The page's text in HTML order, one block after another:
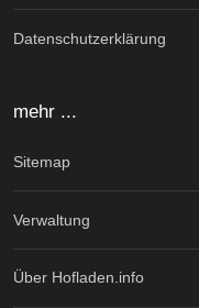
Datenschutzerklärung
mehr ...
Sitemap
Verwaltung
Über Hofladen.info